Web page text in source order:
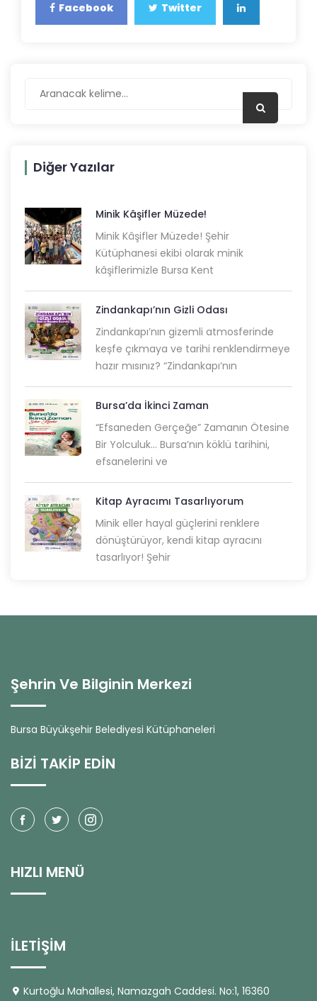
Facebook Twitter
Diğer Yazılar
Minik Kâşifler Müzede!
Minik Kâşifler Müzede! Şehir
Kütüphanesi ekibi olarak minik
kâşiflerimizle Bursa Kent
Zindankapı’nın Gizli Odası
Zindankapı’nın gizemli atmosferinde
keșfe çıkmaya ve tarihi renklendirmeye
hazır mısınız? “Zindankapı’nın
Bursa’da İkinci Zaman
“Efsaneden Gerçeğe” Zamanın Ötesine
Bir Yolculuk... Bursa’nın köklü tarihini,
efsanelerini ve
Kitap Ayracımı Tasarlıyorum
Minik eller hayal güçlerini renklere
dönüştürüyor, kendi kitap ayracını
tasarlıyor! Şehir
Şehrin Ve Bilginin Merkezi
Bursa Büyükşehir Belediyesi Kütüphaneleri
BİZİ TAKİP EDİN
HIZLI MENÜ
İLETİŞİM
Kurtoğlu Mahallesi, Namazgah Caddesi. No:1, 16360